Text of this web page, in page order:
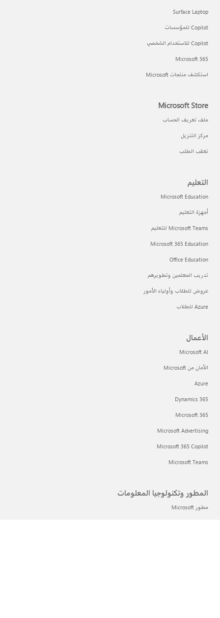
Surface Laptop
Copilot للمؤسسات
Copilot للاستخدام الشخصي
Microsoft 365
استكشف منتجات Microsoft
Microsoft Store
ملف تعريف الحساب
مركز التنزيل
تعقب الطلب
التعليم
Microsoft Education
أجهزة التعليم
Microsoft Teams للتعليم
Microsoft 365 Education
Office Education
تدريب المعلمين وتطويرهم
عروض للطلاب وأولياء الأمور
Azure للطلاب
الأعمال
Microsoft AI
الأمان من Microsoft
Azure
Dynamics 365
Microsoft 365
Microsoft Advertising
Microsoft 365 Copilot
Microsoft Teams
المطور وتكنولوجيا المعلومات
مطور Microsoft